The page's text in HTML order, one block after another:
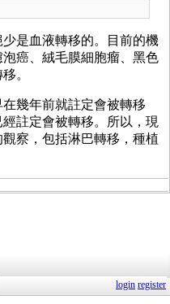
是血液轉移的。目前的機
癌、絨毛膜細胞瘤、黑色
。
幾年前就註定會被轉移
註定會被轉移。所以，現
察，包括淋巴轉移，種植
login register